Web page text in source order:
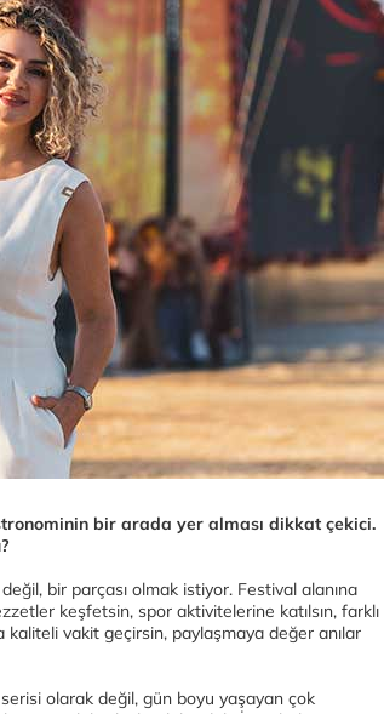
bir arada yer alması dikkat çekici.
bir parçası olmak istiyor. Festival alanına
keşfetsin, spor aktivitelerine katılsın, farklı
kaliteli vakit geçirsin, paylaşmaya değer anılar
olarak değil, gün boyu yaşayan çok